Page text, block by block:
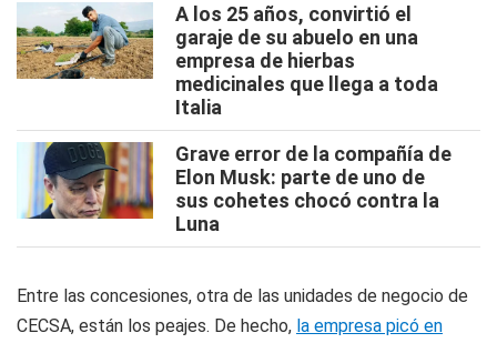
A los 25 años, convirtió el
garaje de su abuelo en una
empresa de hierbas
medicinales que llega a toda
Italia
Grave error de la compañía de
Elon Musk: parte de uno de
sus cohetes chocó contra la
Luna
Entre las concesiones, otra de las unidades de negocio de
CECSA, están los peajes. De hecho, la empresa picó en